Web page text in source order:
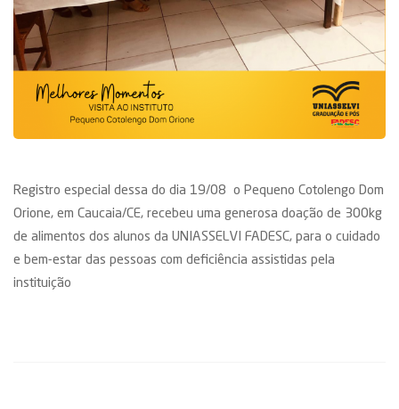
Registro especial dessa do dia 19/08 o Pequeno Cotolengo Dom
Orione, em Caucaia/CE, recebeu uma generosa doação de 300kg
de alimentos dos alunos da UNIASSELVI FADESC, para o cuidado
e bem-estar das pessoas com deficiência assistidas pela
instituição